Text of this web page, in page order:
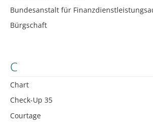
Bundesanstalt für
Bürgschaft
C
Chart
Check-Up 35
Courtage